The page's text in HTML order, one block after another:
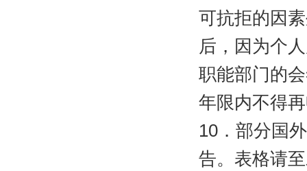
可抗拒的因
后，因为个
职能部门的
年限内不得
10 ．部分国
告。表格请